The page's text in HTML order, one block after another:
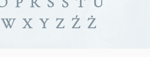
W X Y Z Ź Ż